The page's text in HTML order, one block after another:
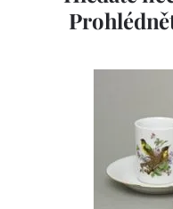
porcelán. V roce 2009 byla
včetně ochranné známky
pecemi a vtavnou
Concordia Lesov používá